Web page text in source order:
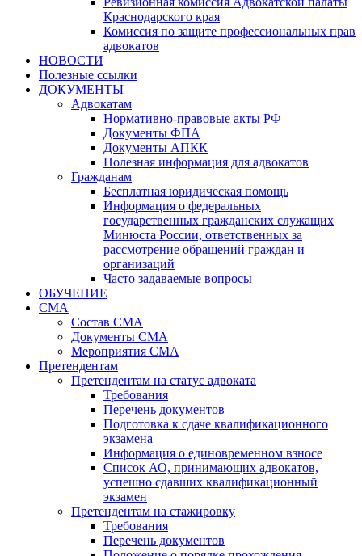
Краснодарского края
Комиссия по защите профессиональных прав
адвокатов
НОВОСТИ
Полезные ссылки
ДОКУМЕНТЫ
Адвокатам
Нормативно-правовые акты РФ
Документы ФПА
Документы АПКК
Полезная информация для адвокатов
Гражданам
Бесплатная юридическая помощь
Информация о федеральных
государственных гражданских служащих
Минюста России, ответственных за
рассмотрение обращений граждан и
организаций
Часто задаваемые вопросы
ОБУЧЕНИЕ
СМА
Состав СМА
Документы СМА
Мероприятия СМА
Претендентам
Претендентам на статус адвоката
Требования
Перечень документов
Подготовка к сдаче квалификационного
экзамена
Информация о единовременном взносе
Список АО, принимающих адвокатов,
успешно сдавших квалификационный
экзамен
Претендентам на стажировку
Требования
Перечень документов